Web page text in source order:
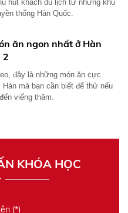
hút khách du lịch từ những khu
thống Hàn Quốc.
ăn ngon nhất ở Hàn
2
đây là những món ăn cực
Hàn mà bạn cần biết để thử nếu
viếng thăm.
KHÓA HỌC